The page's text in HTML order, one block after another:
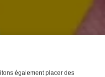
également placer des